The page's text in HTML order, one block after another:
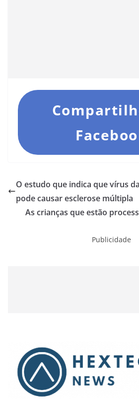
O estudo que indica que vírus
pode causar esclerose múltipla
As crianças que estão
Publicidade